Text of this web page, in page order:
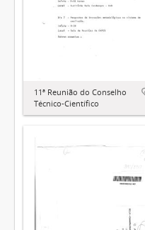
11ª Reunião do Conselho
Técnico-Científico